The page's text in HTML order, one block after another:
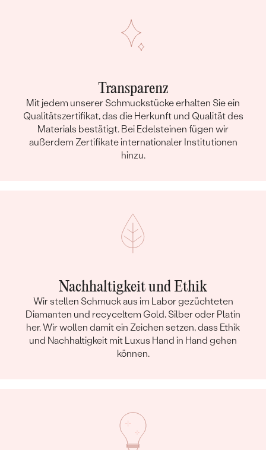
Transparenz
Mit jedem unserer Schmuckstücke erhalten Sie ein
Qualitätszertifikat, das die Herkunft und Qualität des
Materials bestätigt. Bei Edelsteinen fügen wir
außerdem Zertifikate internationaler Institutionen
hinzu.
Nachhaltigkeit und Ethik
Wir stellen Schmuck aus im Labor gezüchteten
Diamanten und recyceltem Gold, Silber oder Platin
her. Wir wollen damit ein Zeichen setzen, dass Ethik
und Nachhaltigkeit mit Luxus Hand in Hand gehen
können.